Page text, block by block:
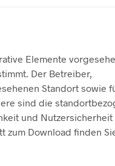
Elemente
Der Betreiber,
Standort sowie
sind die
und Nutzersicherheit
zum Download finden